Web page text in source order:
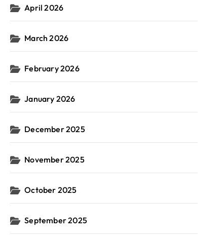
April 2026
March 2026
February 2026
January 2026
December 2025
November 2025
October 2025
September 2025